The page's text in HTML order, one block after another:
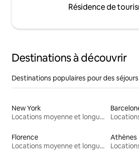
Résidence de
Destinations à découvrir
Destinations populaires pour des
New York
Locations moyenne et longue durée
Florence
Locations moyenne et longue durée
Athènes